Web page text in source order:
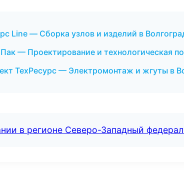
Line — Сборка узлов и изделий в
— Проектирование и технологическая
ТехРесурс — Электромонтаж и жгуты в
в регионе Северо-Западный